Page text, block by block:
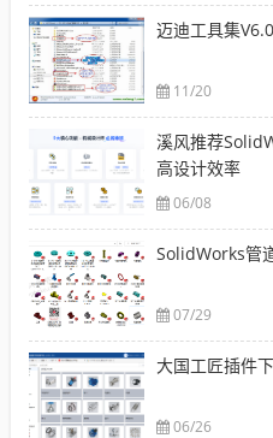
迈迪工具集
11/20
溪风推荐
高设计效率
06/08
SolidWorks管
07/29
大国工匠插件
06/26